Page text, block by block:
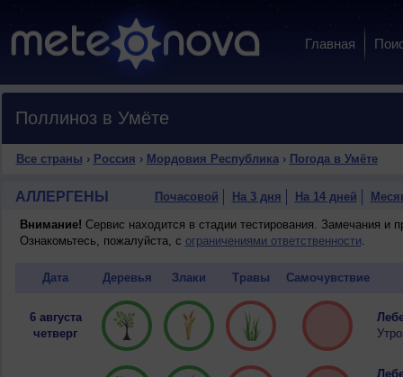
Главная
Поллиноз в Умёте
Все страны › Россия › Мордовия Республика› Погода в Умёте
АЛЛЕРГЕНЫ Почасовой На 3 дня На 14 дней
Внимание! Сервис находится в стадии тестирования. Замечания и
Ознакомьтесь, пожалуйста, с ограничениями ответственности.
Дата Деревья Злаки Травы Самочувствие
6 августа
четверг